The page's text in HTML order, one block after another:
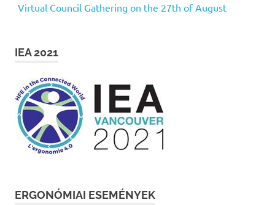
Virtual Council Gathering on the 27th of August
IEA 2021
ERGONÓMIAI ESEMÉNYEK